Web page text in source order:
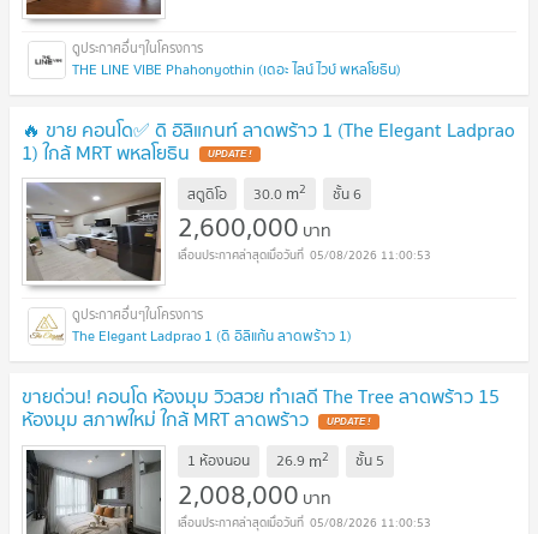
THE LINE VIBE Phahonyothin (เดอะ ไลน์ ไวบ์ พหลโยธิน)
🔥 ขาย คอนโด✅ ดิ อิลิแกนท์ ลาดพร้าว 1 (The Elegant Ladprao
1) ใกล้ MRT พหลโยธิน UPDATE !
สตูดิโอ 30.0 m2 ชั้น6
2,600,000 บาท
05/08/2026 11:00:53
The Elegant Ladprao 1 (ดิ อิลิแก้น ลาดพร้าว 1)
ขายด่วน! คอนโด ห้องมุม วิวสวย ทำเลดี The Tree ลาดพร้าว 15
ห้องมุม สภาพใหม่ ใกล้ MRT ลาดพร้าว UPDATE !
1 ห้องนอน 26.9 m2 ชั้น 5
2,008,000 บาท
05/08/2026 11:00:53